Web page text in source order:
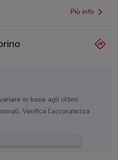
Più info
in base agli ultimi
Verifica l’accuratezza